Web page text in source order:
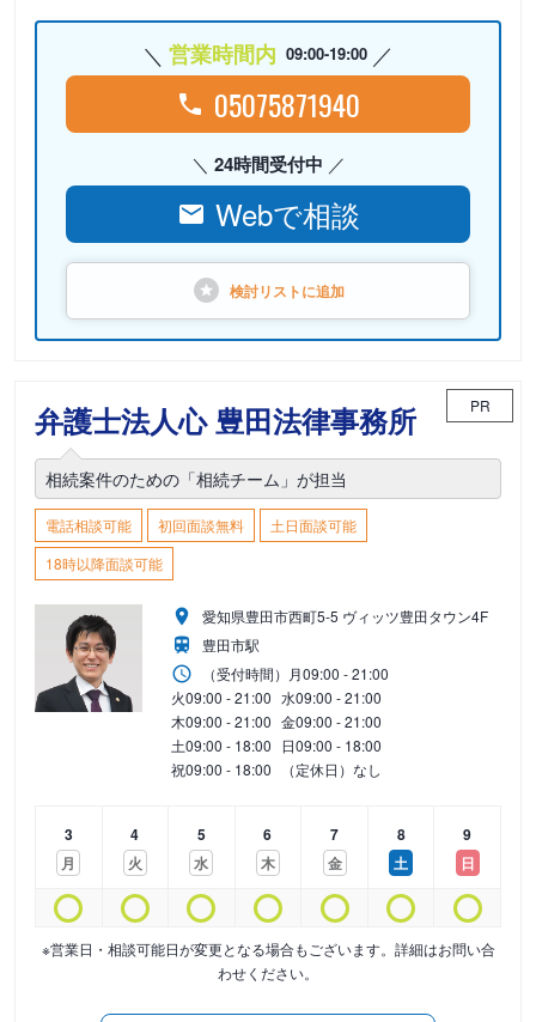
営業時間内 09:00-19:00
05075871940
24時間受付中
Webで相談
検討リストに追加
弁護士法人心 豊田法律事務所 PR
相続案件のための「相続チーム」が担当
電話相談可能 初回面談無料
土日面談可能
18時以降面談可能
愛知県豊田市西町5-5 ヴィッツ豊田タウン4F
豊田市駅
（受付時間） 月09:00 - 21:00
火09:00 - 21:00 水09:00 - 21:00
木09:00 - 21:00 金09:00 - 21:00
土09:00 - 18:00 日09:00 - 18:00
祝09:00 - 18:00 （定休日）なし
3
月
4
火
5
水
6
木
7
金
8
土
9
日
※営業日・相談可能日が変更となる場合もございます。詳細はお問い合
わせください。